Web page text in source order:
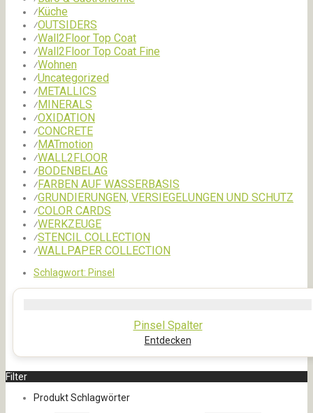
⁄Küche
⁄OUTSIDERS
⁄Wall2Floor Top Coat
⁄Wall2Floor Top Coat Fine
⁄Wohnen
⁄Uncategorized
⁄METALLICS
⁄MINERALS
⁄OXIDATION
⁄CONCRETE
⁄MATmotion
⁄WALL2FLOOR
⁄BODENBELAG
⁄FARBEN AUF WASSERBASIS
⁄GRUNDIERUNGEN, VERSIEGELUNGEN UND SCHUTZ
⁄COLOR CARDS
⁄WERKZEUGE
⁄STENCIL COLLECTION
⁄WALLPAPER COLLECTION
Schlagwort: Pinsel
Pinsel Spalter
Entdecken
Filter
Produkt Schlagwörter